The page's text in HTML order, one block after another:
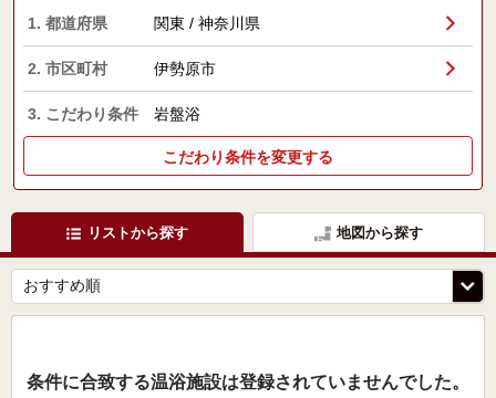
1. 都道府県 関東 / 神奈川県
2. 市区町村 伊勢原市
3. こだわり条件 岩盤浴
こだわり条件を変更する
リストから探す 地図から探す
条件に合致する温浴施設は登録されていませんでした。